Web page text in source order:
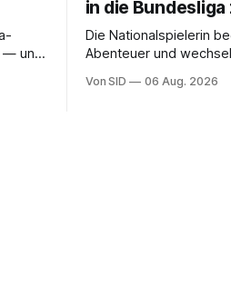
— und
in die
Die Nationalspielerin
Abenteuer und
Von SID 06 Aug. 2026